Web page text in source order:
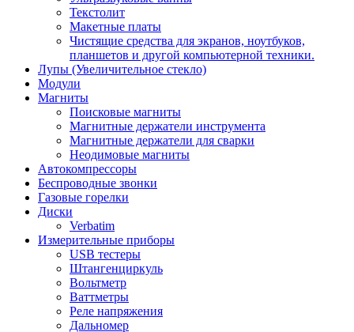
Текстолит
Макетные платы
Чистящие средства для экранов, ноутбуков,
планшетов и другой компьютерной техники.
Лупы (Увеличительное стекло)
Модули
Магниты
Поисковые магниты
Магнитные держатели инструмента
Магнитные держатели для сварки
Неодимовые магниты
Автокомпрессоры
Беспроводные звонки
Газовые горелки
Диски
Verbatim
Измерительные приборы
USB тестеры
Штангенциркуль
Вольтметр
Ваттметры
Реле напряжения
Дальномер